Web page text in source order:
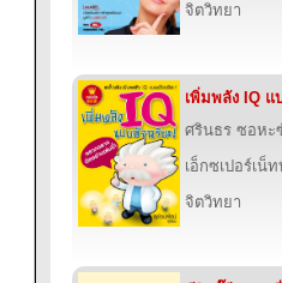
จิตวิทยา
เพิ่มพลัง IQ แ
ศรินธร ซอหะ
เอ็กซเปอร์เน็
จิตวิทยา